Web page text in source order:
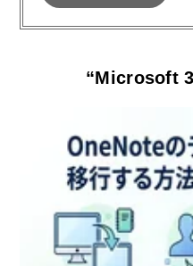
“Microsoft